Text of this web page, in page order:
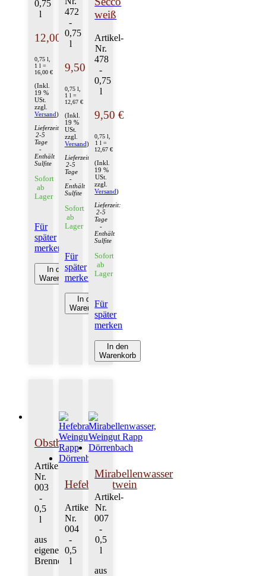
0,75
l
12,00 €
0,75 l,
1 l =
16,00 €
(Inkl.
19 %
USt.
zzgl.
Versand)
Lieferzeit:
2-5
Tage
-
Enthält
Sulfite
Sofort
ab
Lager
Für
später
merken
In den
Warenkorb
472
-
0,75
l
9,50 €
0,75 l,
1 l =
12,67 €
(Inkl.
19 %
USt.
zzgl.
Versand)
Lieferzeit:
2-5
Tage
-
Enthält
Sulfite
Sofort
ab
Lager
Für
später
merken
In den
Warenkorb
weiß
Artikel-
Nr.
478
-
0,75
l
9,50 €
0,75 l,
1 l =
12,67 €
(Inkl.
19 %
USt.
zzgl.
Versand)
Lieferzeit:
2-5
Tage
-
Enthält
Sulfite
Sofort
ab
Lager
Für
später
merken
In den
Warenkorb
Obstbrand
Artikel-
Nr.
003
-
0,5
l
aus
eigener
Brennerei
Hefebranntwein
Artikel-
Nr.
004
-
0,5
l
Mirabellenwasser
Artikel-
Nr.
007
-
0,5
l
aus